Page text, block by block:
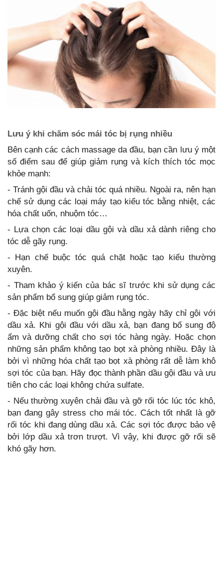
Lưu ý khi chăm sóc mái tóc bị rụng nhiều
Bên cạnh các cách massage da đầu, bạn cần lưu ý một
số điểm sau để giúp giảm rụng và kích thích tóc mọc
- Tránh gội đầu và chải tóc quá nhiều. Ngoài ra, nên hạn
chế sử dụng các loại máy tạo kiểu tóc bằng nhiệt, các
sản phẩm bổ sung giúp giảm rụng tóc.
- Đặc biệt nếu muốn gội đầu hằng ngày hãy chỉ gội với
dầu xả. Khi gội đầu với dầu xả, bạn đang bổ sung độ
ẩm và dưỡng chất cho sợi tóc hàng ngày. Hoặc chọn
những sản phẩm không tạo bọt xà phòng nhiều. Đây là
bởi vì những hóa chất tạo bọt xà phòng rất dễ làm khô
sợi tóc của bạn. Hãy đọc thành phần dầu gội đầu và ưu
tiên cho các loại không chứa sulfate.
- Nếu thường xuyên chải đầu và gỡ rối tóc lúc tóc khô,
bạn đang gây stress cho mái tóc. Cách tốt nhất là gỡ
rối tóc khi đang dùng dầu xả. Các sợi tóc được bảo vệ
bởi lớp dầu xả trơn trượt. Vì vậy, khi được gỡ rối sẽ